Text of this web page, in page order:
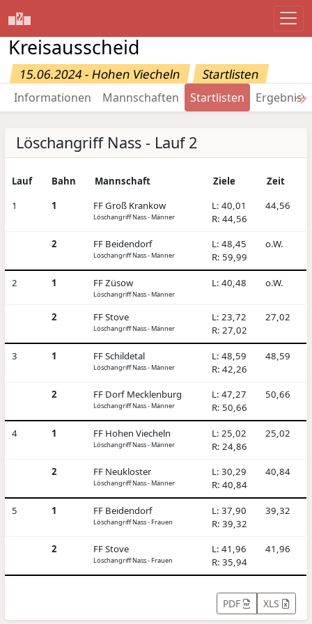
Kreisausscheid
15.06.2024 - Hohen Viecheln Startlisten
Informationen Mannschaften Startlisten →
Löschangriff Nass - Lauf 2
Lauf Bahn Mannschaft Ziele
Zeit
1
1 FF Groß Krankow
Löschangriff Nass - Männer
L: 40,01
R: 44,56
44,56
2 FF Beidendorf
Löschangriff Nass - Männer
L: 48,45
R: 59,99
o.W.
2 1 FF Züsow
Löschangriff Nass - Männer
L: 40,48 o.W.
2 FF Stove
Löschangriff Nass - Männer
L: 23,72
R: 27,02
27,02
3 1 FF Schildetal
Löschangriff Nass - Männer
L: 48,59
R: 42,26
48,59
2 FF Dorf Mecklenburg
Löschangriff Nass - Männer
L: 47,27
R: 50,66
50,66
4 1 FF Hohen Viecheln
Löschangriff Nass - Männer
L: 25,02
R: 24,86
25,02
2 FF Neukloster
Löschangriff Nass - Männer
L: 30,29
R: 40,84
40,84
5 1 FF Beidendorf
Löschangriff Nass - Frauen
L: 37,90
R: 39,32
39,32
2 FF Stove
Löschangriff Nass - Frauen
L: 41,96
R: 35,94
41,96
PDF XLS